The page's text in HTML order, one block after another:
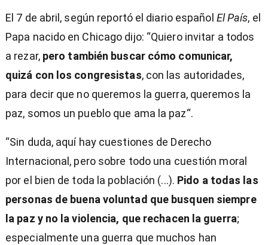
El 7 de abril, según reportó el diario español El País, el
Papa nacido en Chicago dijo: “Quiero invitar a todos
a rezar, pero también buscar cómo comunicar,
quizá con los congresistas, con las autoridades,
para decir que no queremos la guerra, queremos la
paz, somos un pueblo que ama la paz“.
“Sin duda, aquí hay cuestiones de Derecho
Internacional, pero sobre todo una cuestión moral
por el bien de toda la población (...). Pido a todas las
personas de buena voluntad que busquen siempre
la paz y no la violencia, que rechacen la guerra;
especialmente una guerra que muchos han